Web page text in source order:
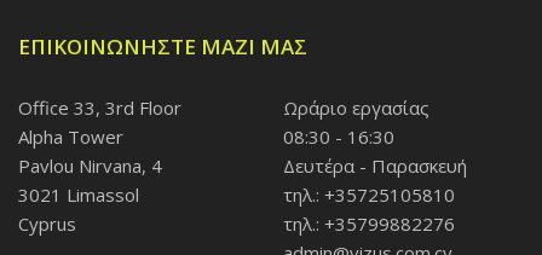
ΕΠΙΚΟΙΝΩΝΉΣΤΕ ΜΑΖΊ ΜΑΣ
Office 33, 3rd Floor
Alpha Tower
Pavlou Nirvana, 4
3021 Limassol
Cyprus
Ωράριο εργασίας
08:30 - 16:30
Δευτέρα - Παρασκευή
τηλ.: +35725105810
τηλ.: +35799882276